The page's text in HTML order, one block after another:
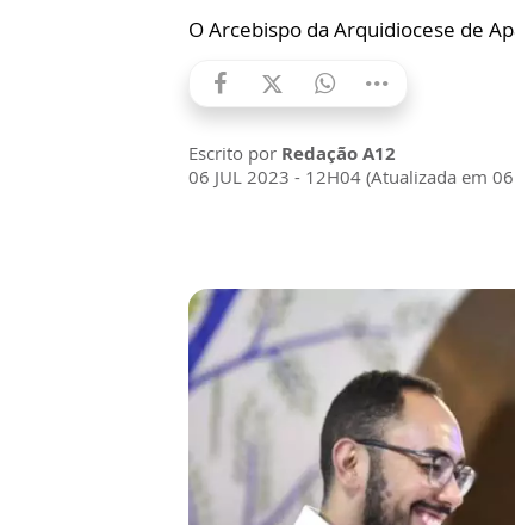
O Arcebispo da Arquidiocese de
Escrito por Redação A12
06 JUL 2023 - 12H04 (Atualizada em